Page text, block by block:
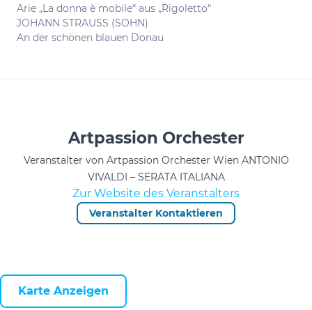
Arie „La donna è mobile“ aus „Rigoletto“
JOHANN STRAUSS (SOHN)
An der schönen blauen Donau
Artpassion Orchester
Veranstalter von Artpassion Orchester Wien ANTONIO
VIVALDI – SERATA ITALIANA
Zur Website des Veranstalters
Veranstalter Kontaktieren
Karte Anzeigen